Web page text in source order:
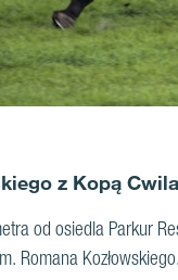
z Kopą Cwila
od osiedla Parkur
Romana